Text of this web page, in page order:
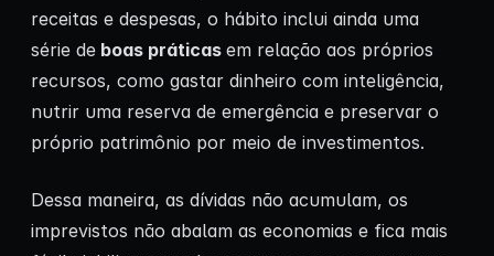
receitas e despesas, o hábito inclui ainda uma
série de boas práticas em relação aos próprios
recursos, como gastar dinheiro com inteligência,
nutrir uma reserva de emergência e preservar o
próprio patrimônio por meio de investimentos.
Dessa maneira, as dívidas não acumulam, os
imprevistos não abalam as economias e fica mais